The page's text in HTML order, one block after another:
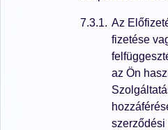
Az
fizetése
az Ön
szerződési